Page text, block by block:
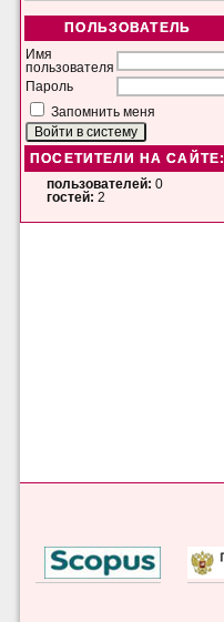
ПОЛЬЗОВАТЕЛЬ
Имя
пользователя
Пароль
Запомнить меня
ПОСЕТИТЕЛИ НА САЙТЕ:
пользователей: 0
гостей: 2